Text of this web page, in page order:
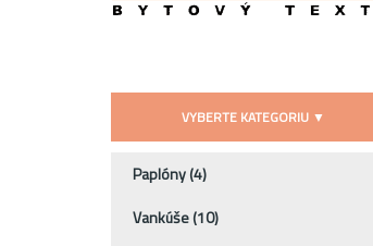
VYBERTE KATEGORIU ▼
Paplóny(4)
Vankúše(10)